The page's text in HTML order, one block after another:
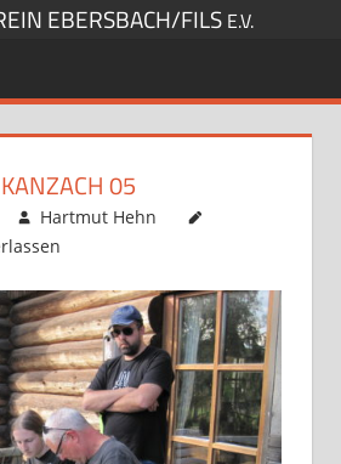
EBERSBACH/FILS E.V.
05
Hartmut Hehn